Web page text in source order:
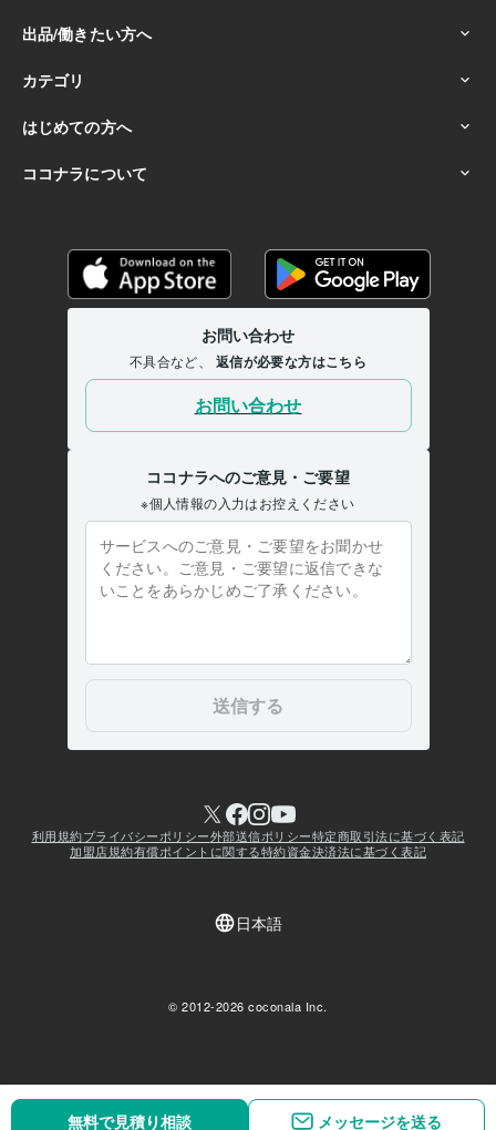
無料で見積り相談 メッセージを送る
無料で見積り相談 メッセージを送る